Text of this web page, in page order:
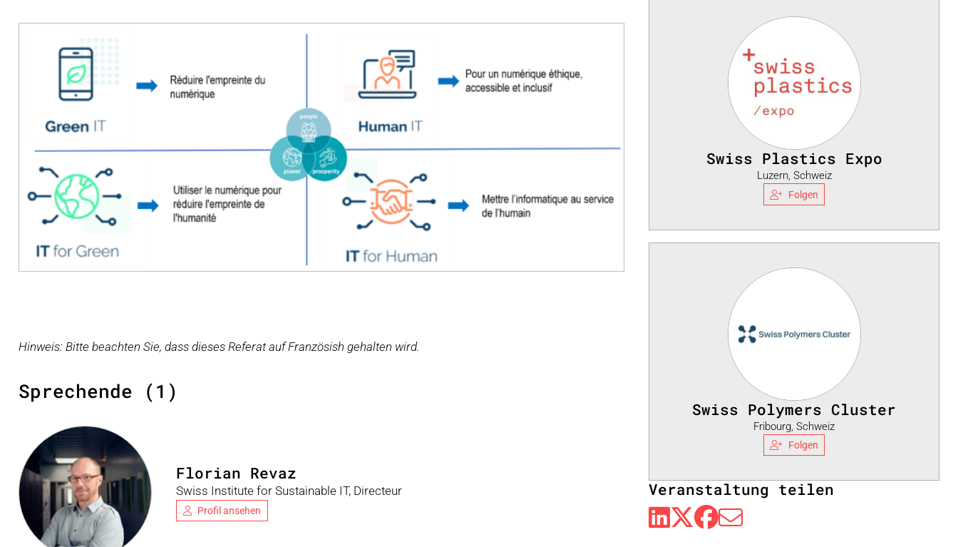
Hinweis: Bitte beachten Sie, dass dieses Referat auf Französish gehalten wird.
Sprechende (1)
Florian Revaz
Swiss Institute for Sustainable IT, Directeur
Profil ansehen
Swiss Plastics Expo
Luzern, Schweiz
Folgen
Swiss Polymers Cluster
Fribourg, Schweiz
Folgen
Veranstaltung teilen